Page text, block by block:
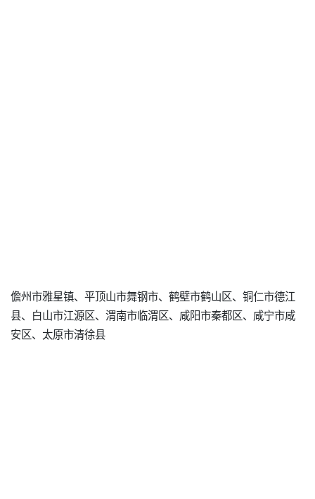
儋州市雅星镇、平顶山市舞钢市、鹤壁市鹤山区、铜仁市德江
县、白山市江源区、渭南市临渭区、咸阳市秦都区、咸宁市咸
安区、太原市清徐县